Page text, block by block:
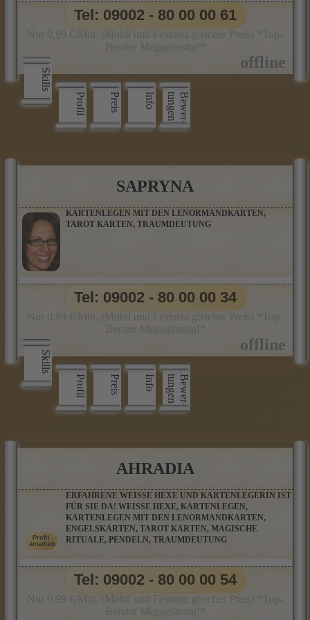
Skills
Profil
Preis Info B
e
w
e
r
­
t
u
n
g
e
n
Tel: 09002 - 80 00 00 61
SAPRYNA
KARTENLEGEN MIT DEN LENORMANDKARTEN,
TAROT KARTEN, TRAUMDEUTUNG
Skills
Profil
Preis Info B
e
w
e
r
­
t
u
n
g
e
n
Tel: 09002 - 80 00 00 34
AHRADIA
ERFAHRENE WEISSE HEXE UND KARTENLEGERIN IST
FÜR SIE DA! WEISSE HEXE, KARTENLEGEN,
KARTENLEGEN MIT DEN LENORMANDKARTEN,
ENGELSKARTEN, TAROT KARTEN, MAGISCHE
RITUALE, PENDELN, TRAUMDEUTUNG
Tel: 09002 - 80 00 00 54